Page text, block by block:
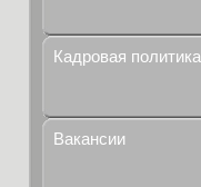
Кадровая политика
Вакансии